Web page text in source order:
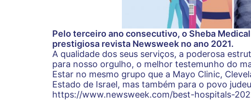
Pelo terceiro ano consecutivo, o Sheba
prestigiosa revista Newsweek no ano 2021.
A qualidade dos seus serviços, a poderosa
para nosso orgulho, o melhor testemunho do
Estar no mesmo grupo que a Mayo Clinic,
Estado de Israel, mas também para o povo
https://www.newsweek.com/best-hospitals-